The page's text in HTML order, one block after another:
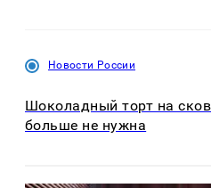
Новости России
Шоколадный торт на
больше не нужна